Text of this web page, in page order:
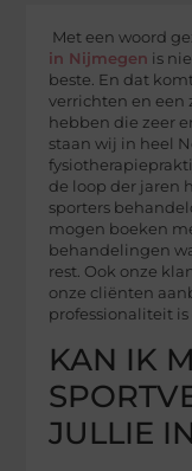
Met een woord
in Nijmegen is
beste. En dat
verrichten en een
hebben die zeer
staan wij in heel
de loop der jaren
sporters
mogen boeken
behandelingen
rest. Ook onze
onze cliënten
professionaliteit is
KAN IK
JULLIE